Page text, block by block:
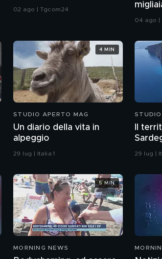
02 ago | Tgcom24
04 ago |
STUDIO APERTO MAG
Un diario della vita in
alpeggio
29 lug | Italia 1
4 MIN
Il
29 lug |
MORNING NEWS
5 MIN